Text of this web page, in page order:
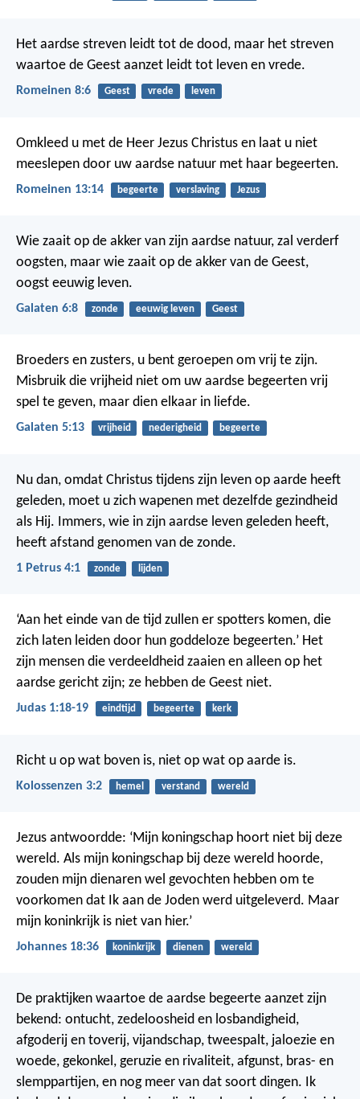
Het aardse streven leidt tot de dood, maar het streven
waartoe de Geest aanzet leidt tot leven en vrede.
Romeinen 8:6 Geest vrede leven
Omkleed u met de Heer Jezus Christus en laat u niet
meeslepen door uw aardse natuur met haar begeerten.
Romeinen 13:14 begeerte verslaving Jezus
Wie zaait op de akker van zijn aardse natuur, zal verderf
oogsten, maar wie zaait op de akker van de Geest,
oogst eeuwig leven.
Galaten 6:8 zonde eeuwig leven Geest
Broeders en zusters, u bent geroepen om vrij te zijn.
Misbruik die vrijheid niet om uw aardse begeerten vrij
spel te geven, maar dien elkaar in liefde.
Galaten 5:13 vrijheid nederigheid begeerte
Nu dan, omdat Christus tijdens zijn leven op aarde heeft
geleden, moet u zich wapenen met dezelfde gezindheid
als Hij. Immers, wie in zijn aardse leven geleden heeft,
heeft afstand genomen van de zonde.
1 Petrus 4:1 zonde lijden
‘Aan het einde van de tijd zullen er spotters komen, die
zich laten leiden door hun goddeloze begeerten.’ Het
zijn mensen die verdeeldheid zaaien en alleen op het
aardse gericht zijn; ze hebben de Geest niet.
Judas 1:18-19 eindtijd begeerte kerk
Richt u op wat boven is, niet op wat op aarde is.
Kolossenzen 3:2 hemel verstand wereld
Jezus antwoordde: ‘Mijn koningschap hoort niet bij deze
wereld. Als mijn koningschap bij deze wereld hoorde,
zouden mijn dienaren wel gevochten hebben om te
voorkomen dat Ik aan de Joden werd uitgeleverd. Maar
mijn koninkrijk is niet van hier.’
Johannes 18:36 koninkrijk dienen wereld
De praktijken waartoe de aardse begeerte aanzet zijn
bekend: ontucht, zedeloosheid en losbandigheid,
afgoderij en toverij, vijandschap, tweespalt, jaloezie en
woede, gekonkel, geruzie en rivaliteit, afgunst, bras- en
slemppartijen, en nog meer van dat soort dingen. Ik